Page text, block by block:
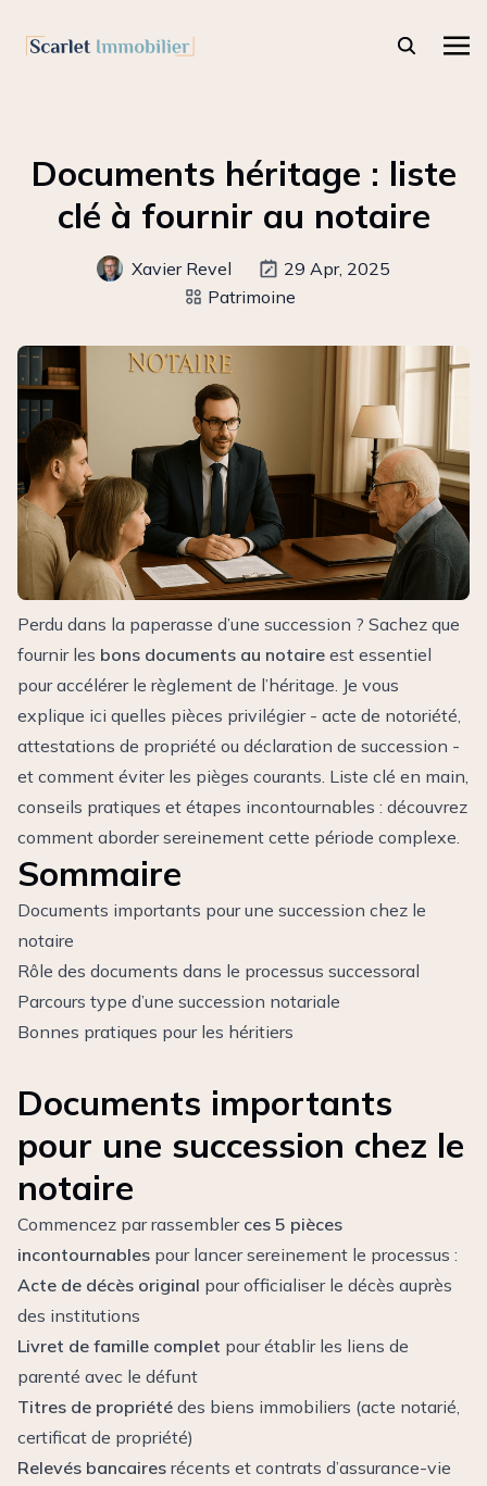
Documents héritage : liste
clé à fournir au notaire
Xavier Revel
29 Apr, 2025
Patrimoine
Perdu dans la paperasse d’une succession ? Sachez que
fournir les bons documents au notaire est essentiel
pour accélérer le règlement de l’héritage. Je vous
explique ici quelles pièces privilégier - acte de notoriété,
attestations de propriété ou déclaration de succession -
et comment éviter les pièges courants. Liste clé en main,
conseils pratiques et étapes incontournables : découvrez
comment aborder sereinement cette période complexe.
Sommaire
Documents importants pour une succession chez le
notaire
Rôle des documents dans le processus successoral
Parcours type d’une succession notariale
Bonnes pratiques pour les héritiers
Documents importants
pour une succession chez le
notaire
Commencez par rassembler ces 5 pièces
incontournables pour lancer sereinement le processus :
Acte de décès original pour officialiser le décès auprès
des institutions
Livret de famille complet pour établir les liens de
parenté avec le défunt
Titres de propriété des biens immobiliers (acte notarié,
certificat de propriété)
Relevés bancaires récents et contrats d’assurance-vie